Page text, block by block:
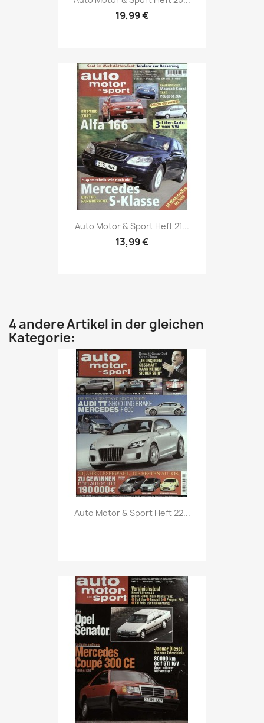
19,99 €
Vorschau
Auto Motor & Sport Heft 21...
13,99 €
4 andere Artikel in der gleichen
Kategorie:
Vorschau
Auto Motor & Sport Heft 22...